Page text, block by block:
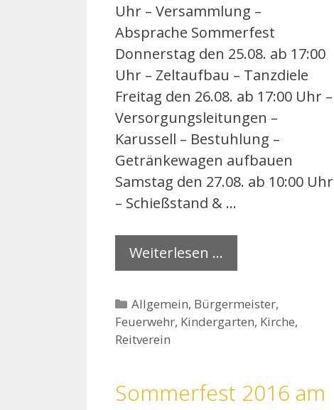
Uhr – Versammlung –
Absprache Sommerfest
Donnerstag den 25.08. ab 17:00
Uhr – Zeltaufbau – Tanzdiele
Freitag den 26.08. ab 17:00 Uhr –
Versorgungsleitungen –
Karussell – Bestuhlung –
Getränkewagen aufbauen
Samstag den 27.08. ab 10:00 Uhr
– Schießstand & …
Weiterlesen …
Kategorien
Allgemein, Bürgermeister,
Feuerwehr, Kindergarten, Kirche,
Reitverein
Sommerfest 2016 am